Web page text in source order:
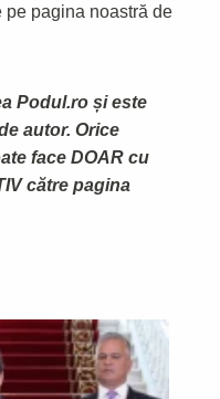
pe pagina noastră de
Podul.ro și este
autor. Orice
face DOAR cu
către pagina